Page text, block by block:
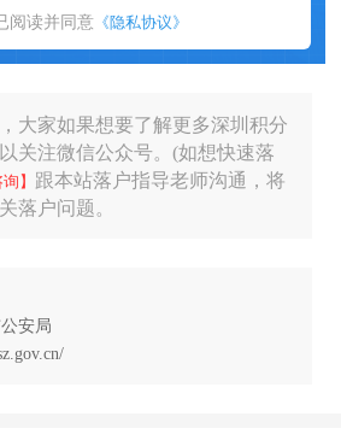
阅读并同意 《隐私协议》
大家如果想要了解更多深圳积分
关注微信公众号。(如想快速落
】 跟本站落户指导老师沟通，将
落户问题。
安局